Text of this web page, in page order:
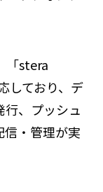
「stera
しており、デ
行、プッシュ
信・管理が実